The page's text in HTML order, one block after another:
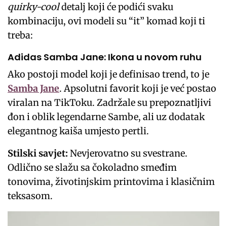
quirky-cooldetalj koji će podići svaku
kombinaciju, ovi modeli su “it” komad koji ti
treba:
Adidas Samba Jane: Ikona u novom ruhu
Ako postoji model koji je definisao trend, to je
Samba Jane. Apsolutni favorit koji je već postao
viralan na TikToku. Zadržale su prepoznatljivi
đon i oblik legendarne Sambe, ali uz dodatak
elegantnog kaiša umjesto pertli.
Stilski savjet: Nevjerovatno su svestrane.
Odlično se slažu sa čokoladno smeđim
tonovima, životinjskim printovima i klasičnim
teksasom.